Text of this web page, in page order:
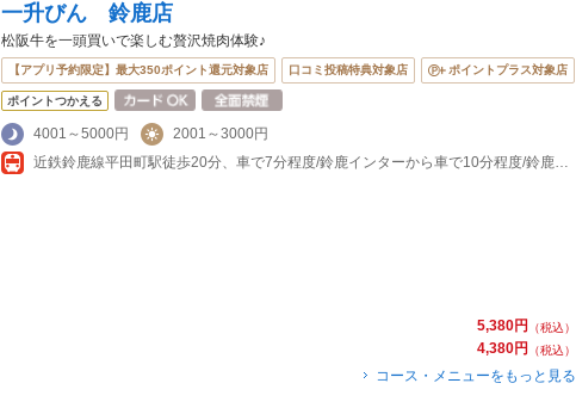
一升びん 鈴鹿店
松阪牛を一頭買いで楽しむ贅沢焼肉体験♪
【アプリ予約限定】最大350ポイント還元対象店 口コミ投稿特典対象店 ポイントプラス対象店
ポイントつかえる
4001～5000円
2001～3000円
近鉄鈴鹿線平田町駅徒歩20分、車で7分程度/鈴鹿インターから車で10分程度/鈴鹿サーキットから車で15分程度
5,380円
（税込）
4,380円
（税込）
コース・メニューをもっと見る